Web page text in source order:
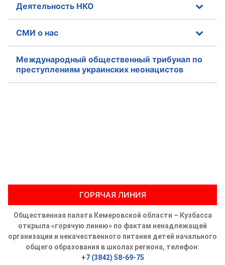
Деятельность НКО
СМИ о нас
Международный общественный трибунал по
преступлениям украинских неонацистов
ГОРЯЧАЯ ЛИНИЯ
Общественная палата Кемеровской области – Кузбасса
открыла «горячую линию» по фактам ненадлежащей
организации и некачественного питания детей начального
общего образования в школах региона, телефон:
+7 (3842) 58-69-75